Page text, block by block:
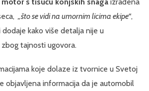
„što se vidi na umornim licima ekipe“,
dodaje kako više detalja nije u
tajnosti ugovora.
koje dolaze iz tvornice u Svetoj
objavljena informacija da je automobil